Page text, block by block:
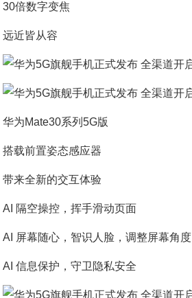
30倍数字变焦
远近皆从容
华为Mate30系列5G版
搭载前置姿态感应器
带来全新的交互体验
AI 隔空操控，挥手滑动页面
AI 屏幕随心，智识人脸，调整屏幕角度
AI 信息保护，守卫隐私安全